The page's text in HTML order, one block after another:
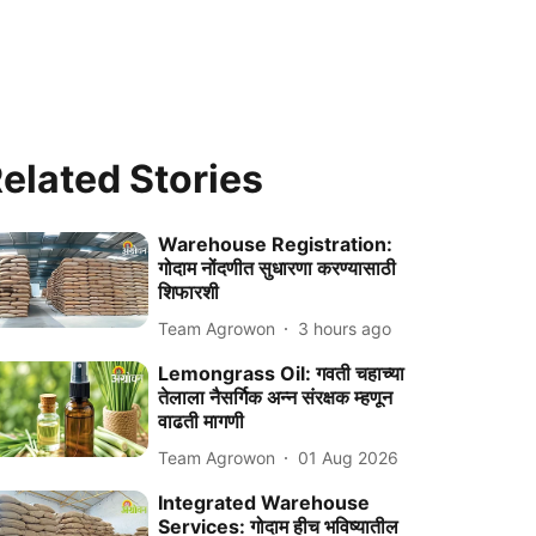
Stories
Warehouse Registration:
गोदाम नोंदणीत सुधारणा करण्यासाठी
शिफारशी
Team Agrowon 3 hours ago
Lemongrass Oil: गवती चहाच्या
तेलाला नैसर्गिक अन्न संरक्षक म्हणून
वाढती मागणी
Team Agrowon 01 Aug 2026
Integrated Warehouse
Services: गोदाम हीच भविष्यातील